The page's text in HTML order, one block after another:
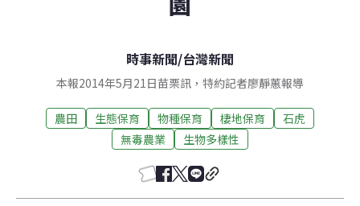
時事新聞/台灣新聞
本報2014年5月21日苗栗訊，特約記者廖靜蕙報導
農田 生態保育 物種保育 棲地保育
石虎
無毒農業
生物多樣性